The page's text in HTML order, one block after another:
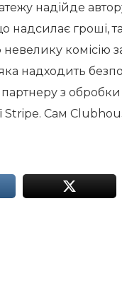
надійде
надсилає гроші,
невелику комісію
надходить
з обробки
Stripe. Сам